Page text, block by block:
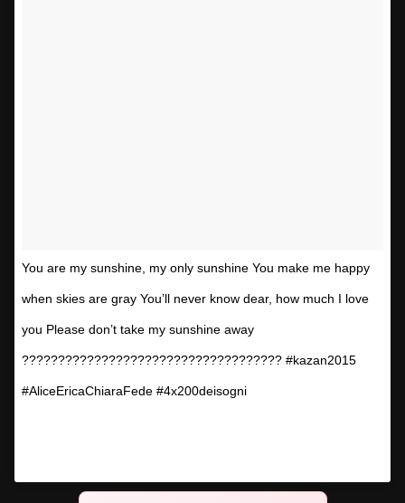
You are my sunshine, my only sunshine You make me happy
when skies are gray You’ll never know dear, how much I love
you Please don’t take my sunshine away
???????????????????????????????????? #kazan2015
#AliceEricaChiaraFede #4x200deisogni